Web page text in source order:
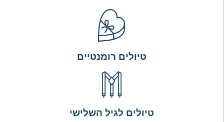
טיולים רומנטיים
טיולים לגיל השלישי